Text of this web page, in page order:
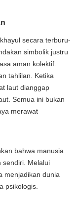
secara terburu-
simbolik justru
aman kolektif.
tahlilan. Ketika
laut dianggap
Semua ini bukan
merawat
bahwa manusia
sendiri. Melalui
menjadikan dunia
psikologis.